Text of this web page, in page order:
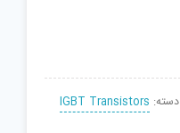
دسته: IGBT Transistors